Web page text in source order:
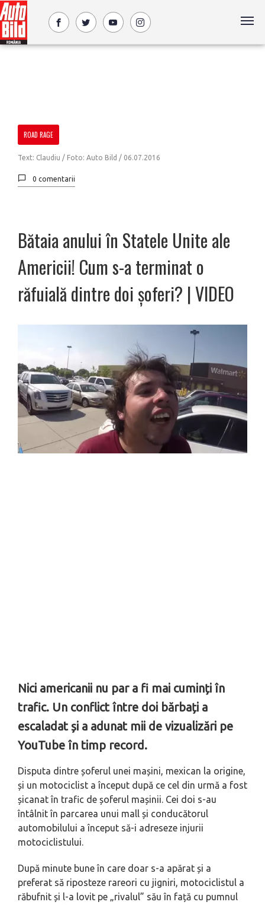
ROAD RAGE
Text: Claudiu / Foto: Auto Bild / 06.07.2016
0 comentarii
Bătaia anului în Statele Unite ale
Americii! Cum s-a terminat o
răfuială dintre doi șoferi? | VIDEO
Nici americanii nu par a fi mai cuminți în
trafic. Un conflict între doi bărbați a
escaladat și a adunat mii de vizualizări pe
YouTube în timp record.
Disputa dintre șoferul unei mașini, mexican la origine,
și un motociclist a început după ce cel din urmă a fost
șicanat în trafic de șoferul mașinii. Cei doi s-au
întâlnit în parcarea unui mall și conducătorul
automobilului a început să-i adreseze injurii
motociclistului.
După minute bune în care doar s-a apărat și a
preferat să riposteze rareori cu jigniri, motociclistul a
răbufnit și l-a lovit pe „rivalul” său în față cu pumnul